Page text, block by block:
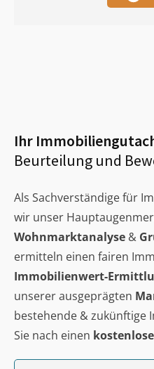
Ihr
Beurteilung und
Als Sachverständige für
wir unser
Wohnmarktanalyse &
ermitteln einen fairen
Immobilienwert-
unserer ausgeprägten
bestehende & zukünftige
Sie nach einen